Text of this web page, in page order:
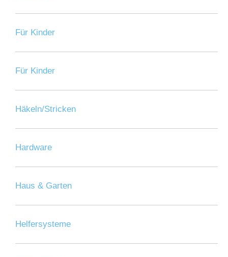
Für Kinder
Für Kinder
Häkeln/Stricken
Hardware
Haus & Garten
Helfersysteme